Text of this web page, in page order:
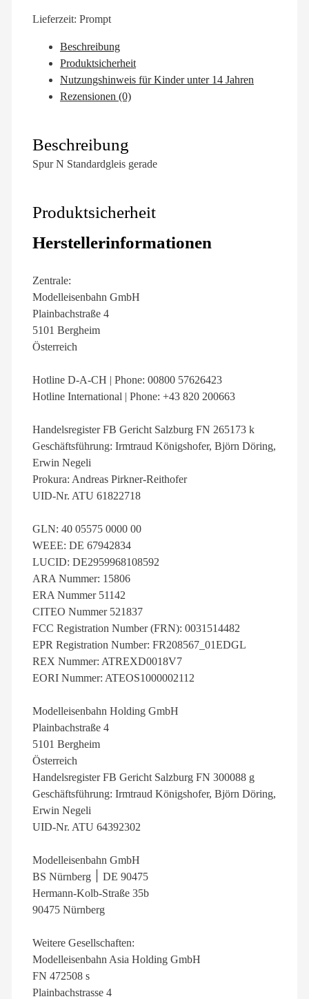
Lieferzeit: Prompt
Beschreibung
Produktsicherheit
Nutzungshinweis für Kinder unter 14 Jahren
Rezensionen (0)
Beschreibung
Spur N Standardgleis gerade
Produktsicherheit
Herstellerinformationen
Zentrale:
Modelleisenbahn GmbH
Plainbachstraße 4
5101 Bergheim
Österreich
Hotline D-A-CH | Phone: 00800 57626423
Hotline International | Phone: +43 820 200663
Handelsregister FB Gericht Salzburg FN 265173 k
Geschäftsführung: Irmtraud Königshofer, Björn Döring,
Erwin Negeli
Prokura: Andreas Pirkner-Reithofer
UID-Nr. ATU 61822718
GLN: 40 05575 0000 00
WEEE: DE 67942834
LUCID: DE2959968108592
ARA Nummer: 15806
ERA Nummer 51142
CITEO Nummer 521837
FCC Registration Number (FRN): 0031514482
EPR Registration Number: FR208567_01EDGL
REX Nummer: ATREXD0018V7
EORI Nummer: ATEOS1000002112
Modelleisenbahn Holding GmbH
Plainbachstraße 4
5101 Bergheim
Österreich
Handelsregister FB Gericht Salzburg FN 300088 g
Geschäftsführung: Irmtraud Königshofer, Björn Döring,
Erwin Negeli
UID-Nr. ATU 64392302
Modelleisenbahn GmbH
BS Nürnberg ׀ DE 90475
Hermann-Kolb-Straße 35b
90475 Nürnberg
Weitere Gesellschaften:
Modelleisenbahn Asia Holding GmbH
FN 472508 s
Plainbachstrasse 4